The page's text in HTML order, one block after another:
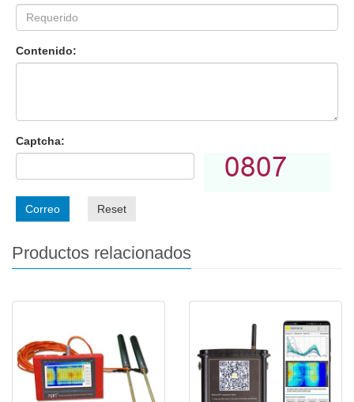
Contenido:
Captcha:
Correo Reset
Productos relacionados